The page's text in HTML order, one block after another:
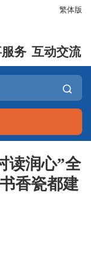
繁体版
务 互动交流
读润心”全
香瓷都建